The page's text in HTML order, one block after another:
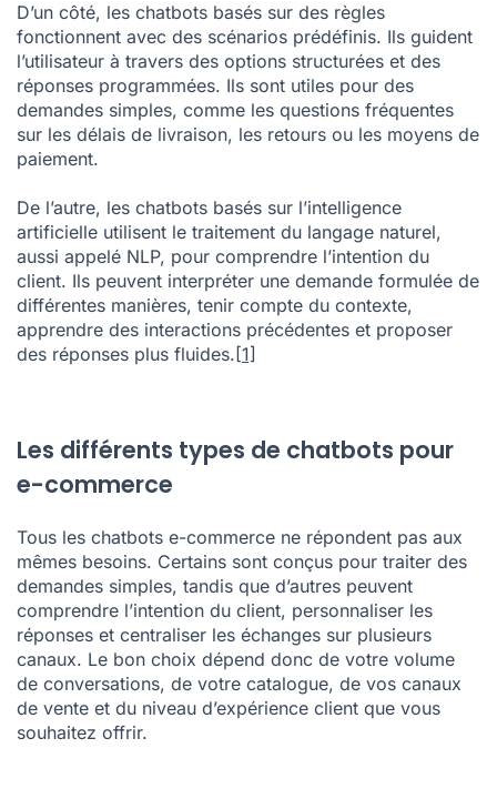
D’un côté, les chatbots basés sur des règles
fonctionnent avec des scénarios prédéfinis. Ils guident
l’utilisateur à travers des options structurées et des
réponses programmées. Ils sont utiles pour des
demandes simples, comme les questions fréquentes
sur les délais de livraison, les retours ou les moyens de
paiement.
De l’autre, les chatbots basés sur l’intelligence
artificielle utilisent le traitement du langage naturel,
aussi appelé NLP, pour comprendre l’intention du
client. Ils peuvent interpréter une demande formulée de
différentes manières, tenir compte du contexte,
apprendre des interactions précédentes et proposer
des réponses plus fluides. [1]
Les différents types de chatbots pour
e-commerce
Tous les chatbots e-commerce ne répondent pas aux
mêmes besoins. Certains sont conçus pour traiter des
demandes simples, tandis que d’autres peuvent
comprendre l’intention du client, personnaliser les
réponses et centraliser les échanges sur plusieurs
canaux. Le bon choix dépend donc de votre volume
de conversations, de votre catalogue, de vos canaux
de vente et du niveau d’expérience client que vous
souhaitez offrir.